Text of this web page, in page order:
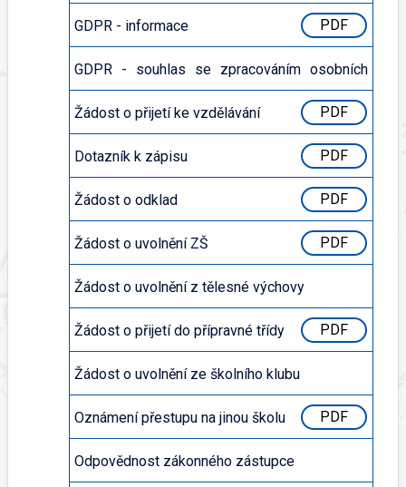
PDF
GDPR - informace PDF
GDPR - souhlas se zpracováním osobních
údajů PDF
Žádost o přijetí ke vzdělávání PDF
Dotazník k zápisu PDF
Žádost o odklad PDF
Žádost o uvolnění ZŠ PDF
Žádost o uvolnění z tělesné výchovy
PDF
Žádost o přijetí do přípravné třídy PDF
Žádost o uvolnění ze školního klubu
PDF
Oznámení přestupu na jinou školu PDF
Odpovědnost zákonného zástupce